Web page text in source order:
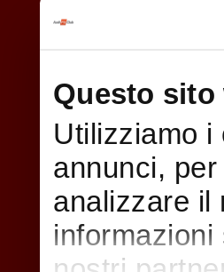
Questo
Utilizziamo i
annunci,
analizzare il